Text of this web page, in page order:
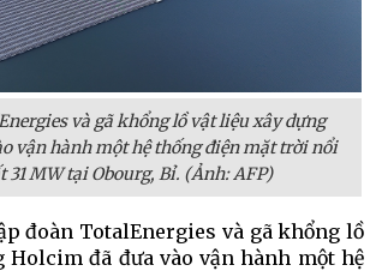
và gã khổng lồ vật liệu xây dựng
vận hành một hệ thống điện mặt trời nổi
31 MW tại Obourg, Bỉ. (Ảnh: AFP)
đoàn TotalEnergies và gã khổng lồ
Holcim đã đưa vào vận hành một hệ